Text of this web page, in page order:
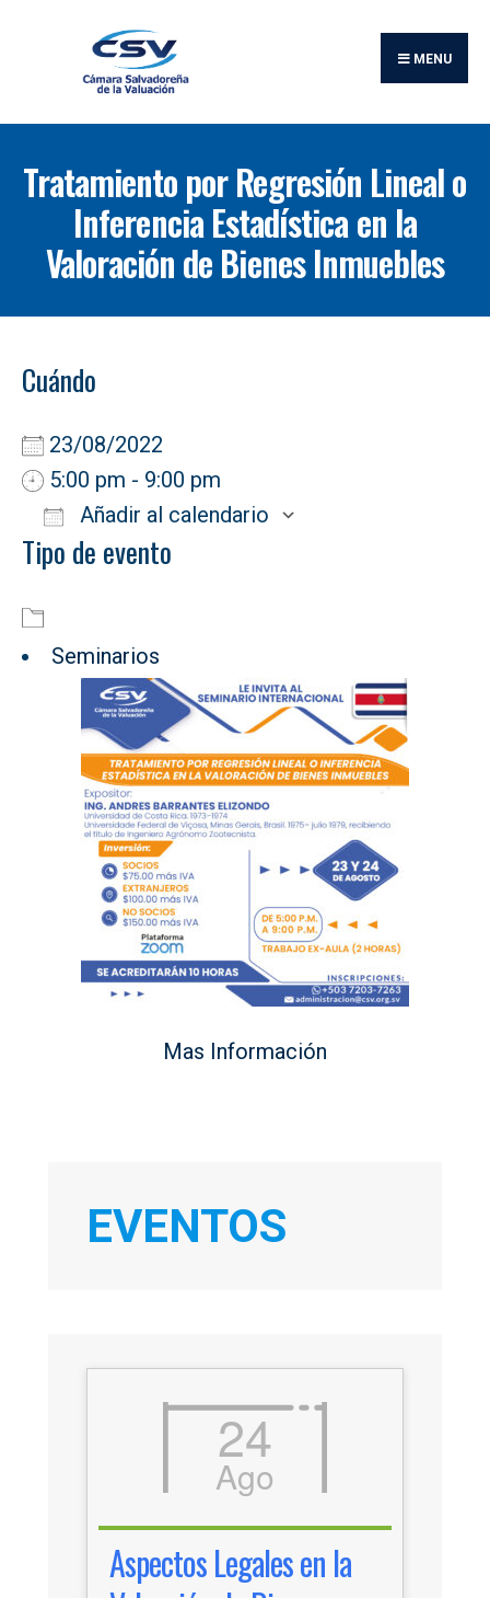
MENU
Tratamiento por Regresión Lineal o
Inferencia Estadística en la
Valoración de Bienes Inmuebles
Cuándo
23/08/2022
5:00 pm - 9:00 pm
Añadir al calendario
Descargar ICS
Tipo de evento
Seminarios
Mas Información
EVENTOS
24
Ago
Aspectos Legales en la